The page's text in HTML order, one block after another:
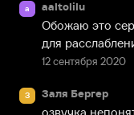
a aaltolilu
12 сентября 2020
Обожаю это
для
З Заля Бергер
озвучка